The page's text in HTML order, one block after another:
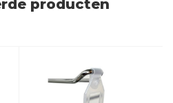
producten